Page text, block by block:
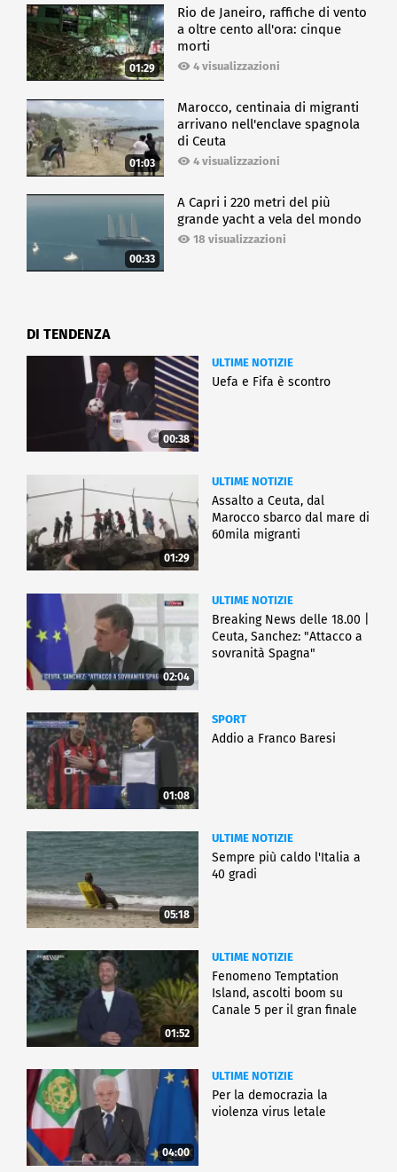
01:29
Rio de Janeiro, raffiche di vento
a oltre cento all'ora: cinque
morti
4 visualizzazioni
01:03
Marocco, centinaia di migranti
arrivano nell'enclave spagnola
di Ceuta
4 visualizzazioni
00:33
A Capri i 220 metri del più
grande yacht a vela del mondo
18 visualizzazioni
DI TENDENZA
00:38
ULTIME NOTIZIE
Uefa e Fifa è scontro
01:29
ULTIME NOTIZIE
Assalto a Ceuta, dal
Marocco sbarco dal mare di
60mila migranti
02:04
ULTIME NOTIZIE
Breaking News delle 18.00 |
Ceuta, Sanchez: "Attacco a
sovranità Spagna"
01:08
SPORT
Addio a Franco Baresi
05:18
ULTIME NOTIZIE
Sempre più caldo l'Italia a
40 gradi
01:52
ULTIME NOTIZIE
Fenomeno Temptation
Island, ascolti boom su
Canale 5 per il gran finale
04:00
ULTIME NOTIZIE
Per la democrazia la
violenza virus letale